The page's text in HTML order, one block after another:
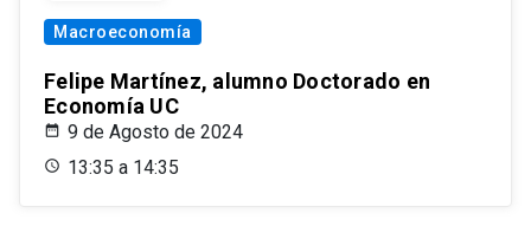
Macroeconomía
Felipe Martínez, alumno Doctorado en
Economía UC
9 de Agosto de 2024
13:35 a 14:35